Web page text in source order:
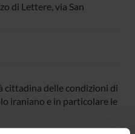
di Lettere, via San
cittadina delle condizioni di
iraniano e in particolare le